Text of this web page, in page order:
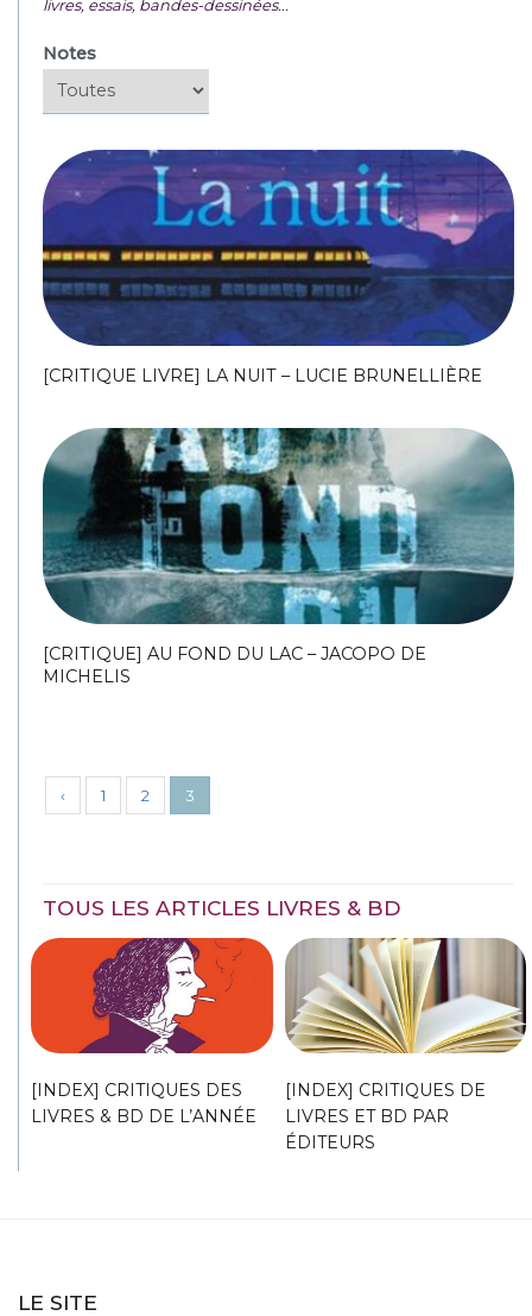
livres, essais, bandes-dessinées...
Notes
[CRITIQUE LIVRE] LA NUIT – LUCIE BRUNELLIÈRE
[CRITIQUE] AU FOND DU LAC – JACOPO DE
MICHELIS
‹ 1 2 3
TOUS LES ARTICLES LIVRES & BD
[INDEX] CRITIQUES DES
LIVRES & BD DE L’ANNÉE
[INDEX] CRITIQUES DE
LIVRES ET BD PAR
ÉDITEURS
LE SITE